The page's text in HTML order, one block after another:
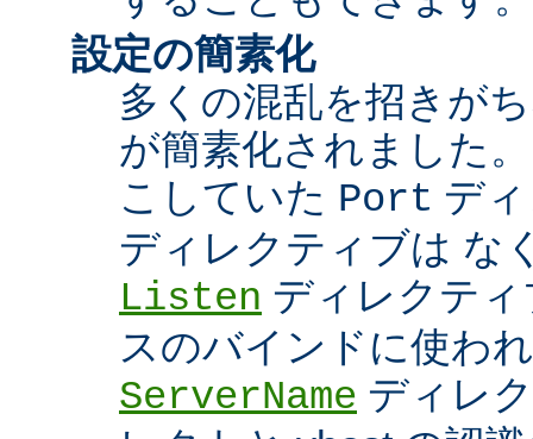
設定の簡素化
多くの混乱を招きが
が簡素化されました
こしていた Port デ
ディレクティブは な
Listen ディレクテ
スのバインドに使わ
ServerName ディレ